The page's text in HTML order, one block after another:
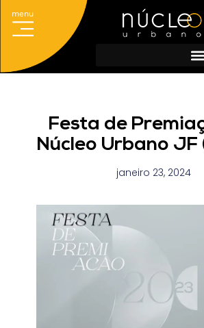
menu
Festa de
Núcleo Urbano
janeiro 23, 2024